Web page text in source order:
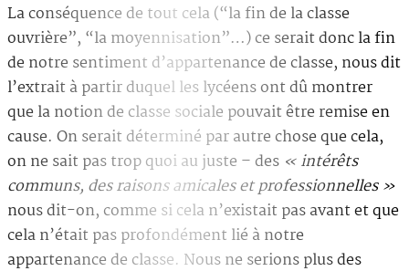
La conséquence de tout cela (“la fin de la classe
ouvrière”, “la moyennisation”…) ce serait donc la fin
de notre sentiment d’appartenance de classe, nous dit
l’extrait à partir duquel les lycéens ont dû montrer
que la notion de classe sociale pouvait être remise en
cause. On serait déterminé par autre chose que cela,
on ne sait pas trop quoi au juste – des « intérêts
communs, des raisons amicales et professionnelles »
nous dit-on, comme si cela n’existait pas avant et que
cela n’était pas profondément lié à notre
appartenance de classe. Nous ne serions plus des